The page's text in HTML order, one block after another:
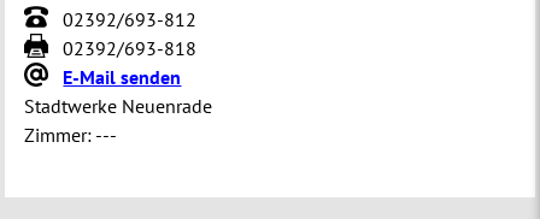
02392/693-812
02392/693-818
E-Mail senden
Stadtwerke Neuenrade
Zimmer: ---